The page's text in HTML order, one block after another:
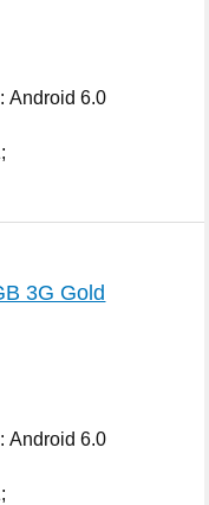
Android 6.0
3G Gold
Android 6.0